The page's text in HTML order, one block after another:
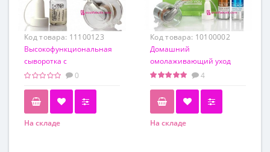
Код товара: 11100123
Высокофункциональная
сыворотка с
полинуклеотидами Derma
Ampoule + Мезороллер 0.5
мм
0
На складе
Код товара: 10100002
Домашний
омолаживающий уход
(Безинъекционная
условиях)
4
На складе